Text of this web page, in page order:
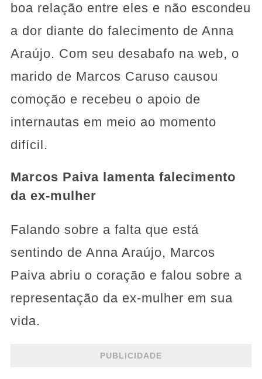
boa relação entre eles e não escondeu
a dor diante do falecimento de Anna
Araújo. Com seu desabafo na web, o
marido de Marcos Caruso causou
comoção e recebeu o apoio de
internautas em meio ao momento
difícil.
Marcos Paiva lamenta falecimento
da ex-mulher
Falando sobre a falta que está
sentindo de Anna Araújo, Marcos
Paiva abriu o coração e falou sobre a
representação da ex-mulher em sua
vida.
PUBLICIDADE